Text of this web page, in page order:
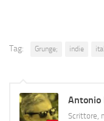
Tag: Grunge; indie
Antonio
Scrittore,